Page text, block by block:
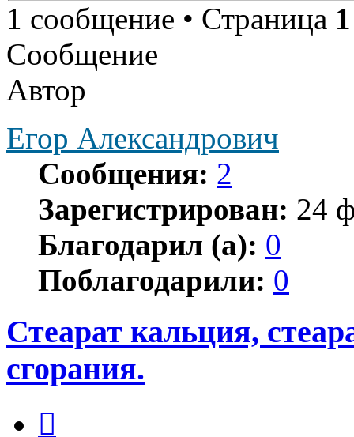
1 сообщение • Страница 1
Сообщение
Автор
Егор Александрович
Сообщения: 2
Зарегистрирован: 24
Благодарил (а): 0
Поблагодарили: 0
Стеарат кальция,
сгорания.